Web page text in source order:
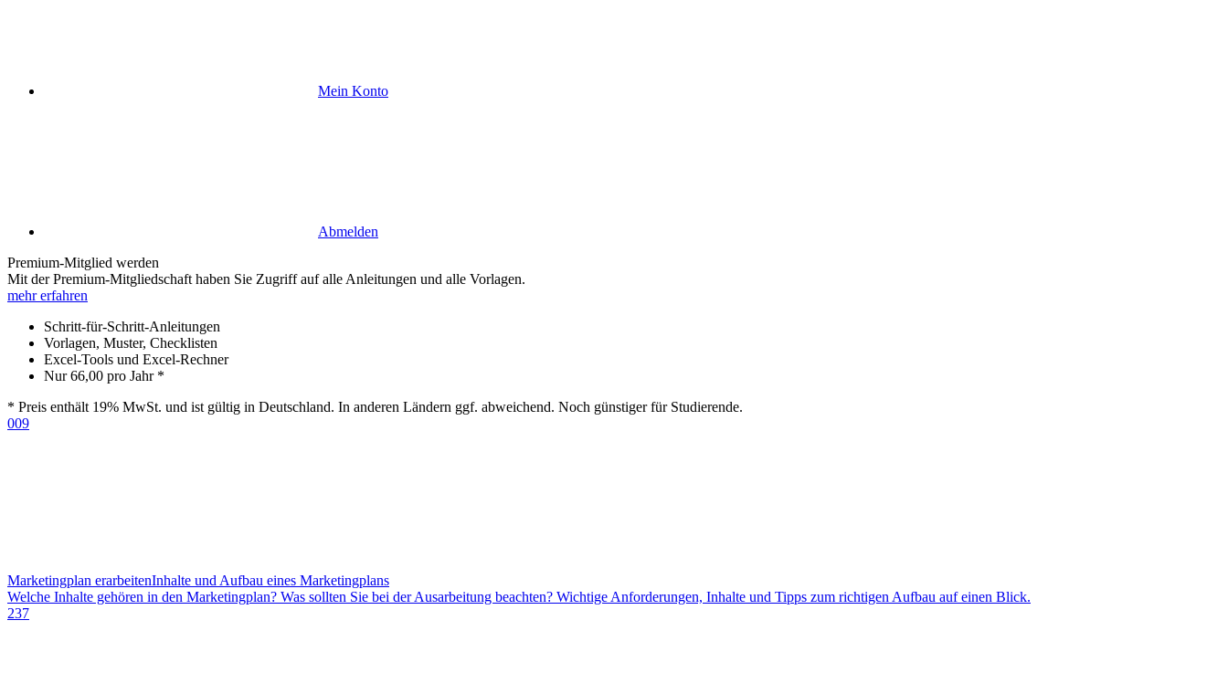
Mein Konto
Abmelden
Premium-Mitglied werden
Mit der Premium-Mitgliedschaft haben Sie Zugriff auf alle Anleitungen und alle Vorlagen.
mehr erfahren
Schritt-für-Schritt-Anleitungen
Vorlagen, Muster, Checklisten
Excel-Tools und Excel-Rechner
Nur66,00 pro Jahr *
* Preis enthält 19% MwSt. und ist gültig in Deutschland. In anderen Ländern ggf. abweichend. Noch günstiger für Studierende.
009
Marketingplan erarbeitenInhalte und Aufbau eines Marketingplans
Welche Inhalte gehören in den Marketingplan? Was sollten Sie bei der Ausarbeitung beachten? Wichtige Anforderungen, Inhalte und Tipps zum richtigen Aufbau auf einen Blick.
237